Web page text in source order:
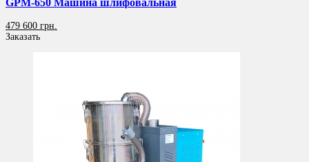
479 600 грн.
Заказать